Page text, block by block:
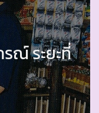
ณ์ ระยะที่